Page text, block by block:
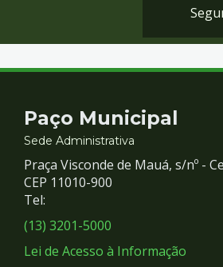
Contato
e
Redes
Sociais
Paço Municipal
Sede Administrativa
Praça Visconde de Mauá, s/nº -
CEP 11010-900
Tel:
(13) 3201-5000
Lei de Acesso à Informação